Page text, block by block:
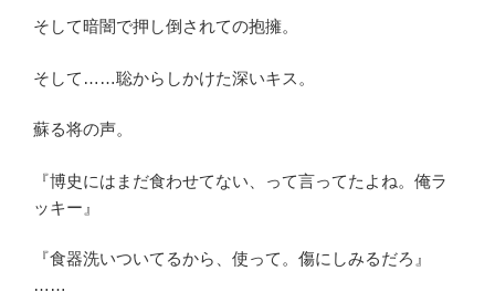
そして暗闇で押し倒されての抱擁。
そして……聡からしかけた深いキス。
蘇る将の声。
『博史にはまだ食わせてない、って言ってたよね。俺ラ
ッキー』
『食器洗いついてるから、使って。傷にしみるだろ』
……